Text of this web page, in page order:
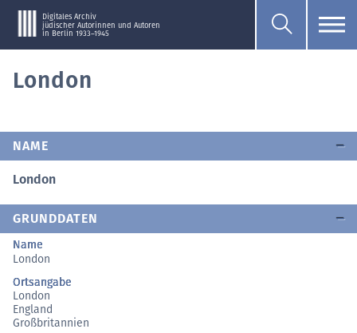
Digitales Archiv
jüdischer Autorinnen und Autoren
in Berlin 1933–1945
London
NAME
London
GRUNDDATEN
Name
London
Ortsangabe
London
England
Großbritannien